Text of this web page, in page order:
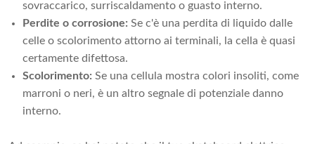
sovraccarico, surriscaldamento o guasto interno.
Perdite o corrosione: Se c'è una perdita di liquido dalle
celle o scolorimento attorno ai terminali, la cella è quasi
certamente difettosa.
Scolorimento: Se una cellula mostra colori insoliti, come
marroni o neri, è un altro segnale di potenziale danno
interno.